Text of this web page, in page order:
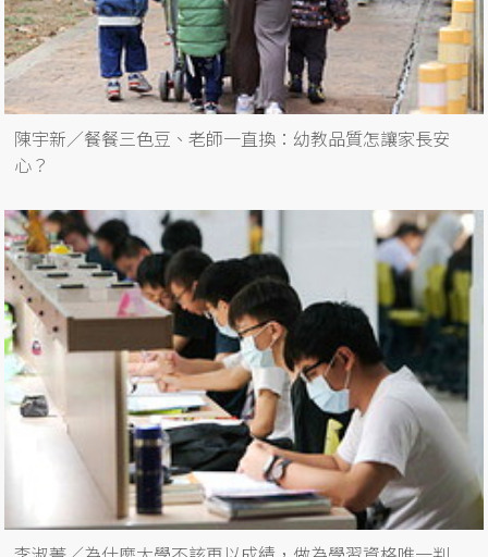
陳宇新／餐餐三色豆、老師一直換：幼教品質怎讓家長安
心？